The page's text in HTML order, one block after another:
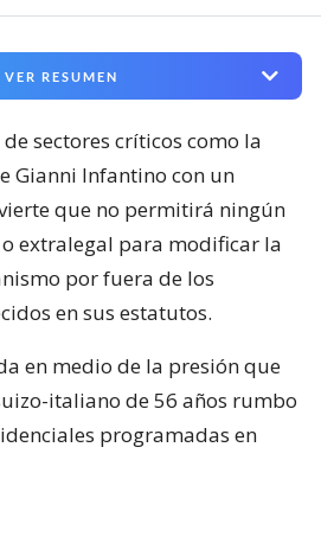
VER RESUMEN
sectores críticos como la
Gianni Infantino con un
que no permitirá ningún
extralegal para modificar la
por fuera de los
en sus estatutos.
en medio de la presión que
italiano de 56 años rumbo
programadas en